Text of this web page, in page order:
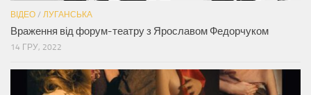
ВІДЕО / ЛУГАНСЬКА
Враження від форум-театру з Ярославом Федорчуком
14 ГРУ, 2022